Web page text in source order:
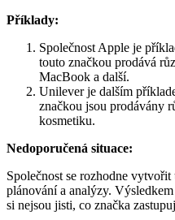
Příklady:
Společnost Apple je
touto značkou prodává
MacBook a další.
Unilever je dalším
značkou jsou prodávány
kosmetiku.
Nedoporučená situace:
Společnost se rozhodne
plánování a analýzy.
si nejsou jisti, co značka